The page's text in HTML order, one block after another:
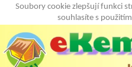
Soubory cookie zlepšují funkci
souhlasíte s